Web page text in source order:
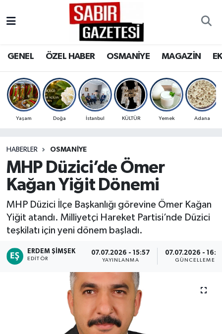
GENEL ÖZEL HABER OSMANİYE MAGAZİN
Yaşam Doğa İstanbul KÜLTÜR Yemek Adana
HABERLER OSMANIYE
MHP Düzici’de Ömer
Kağan Yiğit Dönemi
MHP Düzici İlçe Başkanlığı görevine Ömer Kağan
Yiğit atandı. Milliyetçi Hareket Partisi’nde Düzici
teşkilatı için yeni dönem başladı.
ERDEM ŞIMŞEK
EDITÖR
07.07.2026 - 15:57
YAYINLANMA
07.07.2026 -
GÜNCELLEME
OSMANİYE
MAGAZİN
SPOR
RESMİ İLANLAR
Osmaniye Nöbetçi Eczaneler
Osmaniye Trafik Yoğunluk Haritası
Süper Lig Puan Durumu ve Fikstür
Son Dakika Haberleri
Haber Arşivi